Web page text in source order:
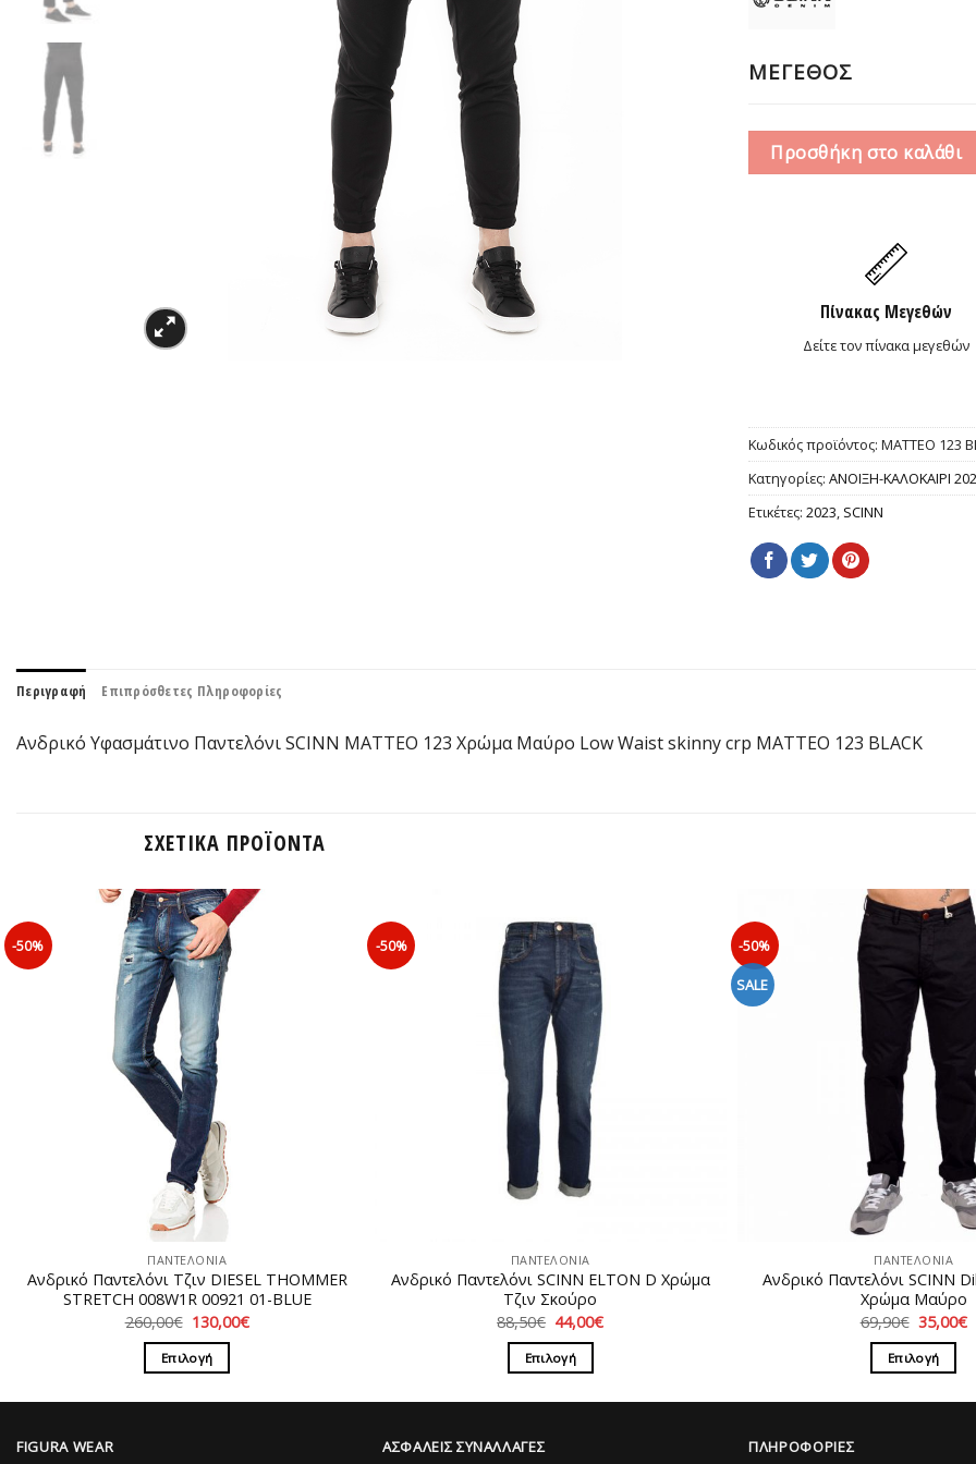
ΜΕΓΕΘΟΣ
Προσθήκη στο καλάθι
Πίνακας Μεγεθών
Δείτε τον πίνακα μεγεθών
Κωδικός προϊόντος: MATTEO 123
Κατηγορίες: ΑΝΟΙΞΗ-ΚΑΛΟΚΑΙΡΙ
Ετικέτες: 2023, SCINN
Περιγραφή Επιπρόσθετες Πληροφορίες
Ανδρικό Υφασμάτινο Παντελόνι SCINN MATTEO 123 Χρώμα Μαύρο Low Waist skinny crp MATTEO 123 BLACK
ΣΧΕΤΙΚΆ ΠΡΟΪΌΝΤΑ
-50%
ΠΑΝΤΕΛΟΝΙΑ
Ανδρικό Παντελόνι Τζιν DIESEL THOMMER
STRETCH 008W1R 00921 01-BLUE
260,00€ Original
price
was:
260,00€.
130,00€Η
Επιλογή
-50%
ΠΑΝΤΕΛΟΝΙΑ
Ανδρικό Παντελόνι SCINN ELTON D Χρώμα
Τζιν Σκούρο
88,50€ Original
price
was:
88,50€.
44,00€Η
Επιλογή
-50%
SALE
ΠΑΝΤΕΛΟΝΙΑ
Ανδρικό Παντελόνι SCINN
Χρώμα Μαύρο
69,90€ Original
price
was:
69,90€.
35,00€
Επιλογή
FIGURA WEAR ΑΣΦΑΛΕΙΣ ΣΥΝΑΛΛΑΓΕΣ ΠΛΗΡΟΦΟΡΙΕΣ